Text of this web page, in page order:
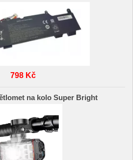
798 Kč
na kolo Super Bright